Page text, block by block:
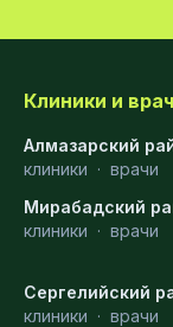
Клиники и
Алмазарский
клиники · врачи
Мирабадский
клиники · врачи
Сергелийский
клиники · врачи